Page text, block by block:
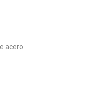
acero.